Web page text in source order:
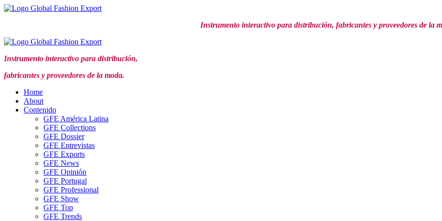
Ir
Instrumento interactivo para distribución, fabricantes y proveedores de la
Instrumento interactivo para distribución,
fabricantes y proveedores de la moda.
Home
About
Contenido
GFE América Latina
GFE Collections
GFE Dossier
GFE Entrevistas
GFE Exports
GFE News
GFE Opinión
GFE Portugal
GFE Professional
GFE Show
GFE Top
GFE Trends